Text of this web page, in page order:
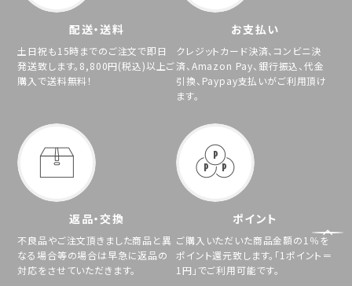
配送・送料
土日祝も15時までのご注文で即日
発送致します。8,800円(税込)以上ご
購入で送料無料！
お支払い
クレジットカード決済、コンビニ決
済、Amazon Pay、銀行振込、代金
引換、Paypay支払いがご利用頂け
ます。
返品・交換
不良品やご注文頂きました商品と異
なる場合等の場合は早急に返品の
対応をさせていただきます。
ポイント
ご購入いただいた商品金額の1％を
ポイント還元致します。「1ポイント＝
1円」でご利用可能です。